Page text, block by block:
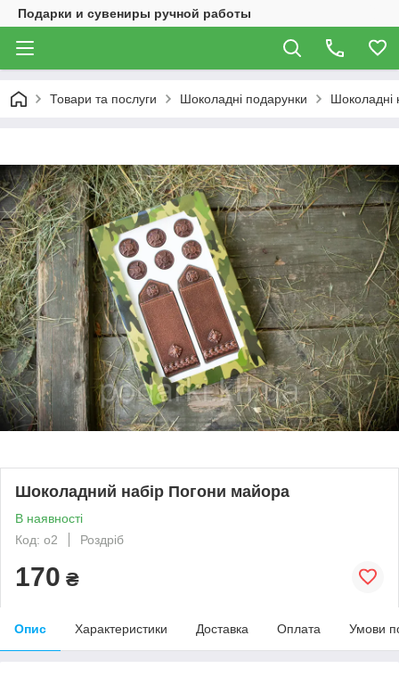
Подарки и сувениры ручной работы
Товари та послуги Шоколадні подарунки Шоколадні
Шоколадний набір Погони майора
В наявності
Код: o2
Роздріб
170 ₴
Опис Характеристики Доставка Оплата Умови